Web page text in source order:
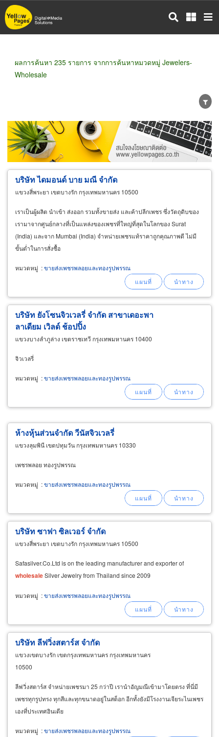
ข้าม
ไป
ผลการค้นหา 235 รายการ จากการค้นหาหมวดหมู่ Jewelers-
Wholesale
ขายส่ง ขายปลีก ผู้ผลิต
ตัวแทนจัดจำหน่าย
ผู้ส่งออก/นำเข้า
ธุรกิจบริการ
บริษัท ไดมอนด์ บาย มณี จำกัด
แขวงสี่พระยา เขตบางรัก กรุงเทพมหานคร 10500
เราเป็นผู้ผลิต นำเข้า ส่งออก รวมทั้งขายส่ง และค้าปลีกเพชร ซึ่งวัตถุดิบของ
เรามาจากศูนย์กลางที่เป็นแหล่งของเพชรที่ใหญ่ที่สุดในโลกของ Surat
(India) และจาก Mumbai (India) จำหน่ายเพชรแท้ราคาถูกคุณภาพดี ไม่มี
ขั้นต่ำในการสั่งซื้อ
หมวดหมู่ :ขายส่งเพชรพลอยและทองรูปพรรณ
บริษัท ยังโซนจิวเวลรี่ จำกัด สาขาเดอะพา
ลาเดียม เวิลด์ ช้อปปิ้ง
แขวงบางลำภูล่าง เขตราชเทวี กรุงเทพมหานคร 10400
จิวเวลรี่
หมวดหมู่ :ขายส่งเพชรพลอยและทองรูปพรรณ
ห้างหุ้นส่วนจำกัด วีนัสจิวเวลรี่
แขวงลุมพินี เขตปทุมวัน กรุงเทพมหานคร 10330
เพชรพลอย ทองรูปพรรณ
หมวดหมู่ :ขายส่งเพชรพลอยและทองรูปพรรณ
บริษัท ซาฟา ซิลเวอร์ จำกัด
แขวงสี่พระยา เขตบางรัก กรุงเทพมหานคร 10500
Safasilver.Co.Ltd is on the leading manufacturer and exporter of
wholesaleSilver Jewelry from Thailand since 2009
หมวดหมู่ :ขายส่งเพชรพลอยและทองรูปพรรณ
บริษัท ลีฟวิ่งสตาร์ส จำกัด
แขวงเขตบางรัก เขตกรุงเทพมหานคร กรุงเทพมหานคร
10500
ลีฟวิ่งสตาร์ส จำหน่ายเพชรมา 25 กว่าปี เรานำอัญมณีเข้ามาโดยตรง ที่นี่มี
เพชรทุกรูปทรง ทุกสีและทุกขนาดอยู่ในสต็อก อีกทั้งยังมีโรงงานเจียระไนเพชร
เองที่ประเทศอินเดีย
หมวดหมู่ :ขายส่งเพชรพลอยและทองรูปพรรณ